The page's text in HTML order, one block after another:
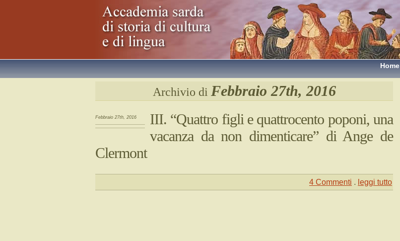
Home
Archivio di Febbraio 27th, 2016
Febbraio 27th, 2016
III. “Quattro figli e quattrocento poponi, una
vacanza da non dimenticare” di Ange de
Clermont
4 Commenti . leggi tutto